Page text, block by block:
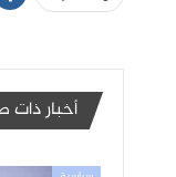
أخبار ذات